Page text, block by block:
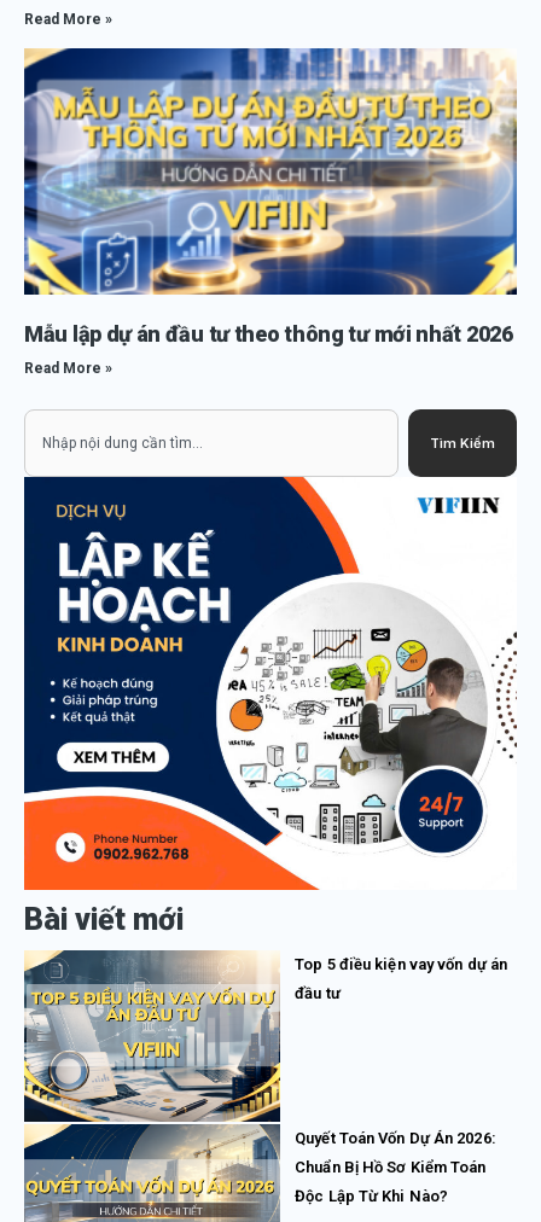
Read More »
Mẫu lập dự án đầu tư theo thông tư mới nhất 2026
Read More »
Tìm Kiếm
Bài viết mới
Top 5 điều kiện vay vốn dự án
đầu tư
Quyết Toán Vốn Dự Án 2026:
Chuẩn Bị Hồ Sơ Kiểm Toán
Độc Lập Từ Khi Nào?